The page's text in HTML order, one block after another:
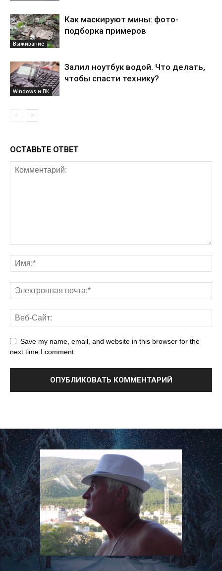
Выживание
Как маскируют мины: фото-
подборка примеров
Windows и ПК
Залил ноутбук водой. Что делать,
чтобы спасти технику?
ОСТАВЬТЕ ОТВЕТ
Save my name, email, and website in this browser for the
next time I comment.